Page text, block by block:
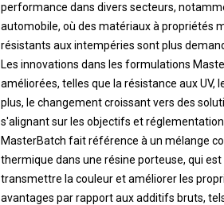
performance dans divers secteurs,
automobile, où des matériaux à propriétés
résistants aux intempéries sont plus
Les innovations dans les formulations
améliorées, telles que la résistance aux
plus, le changement croissant vers des
s'alignant sur les objectifs et
MasterBatch fait référence à un mélange
thermique dans une résine porteuse, qui
transmettre la couleur et améliorer les
avantages par rapport aux additifs bruts,